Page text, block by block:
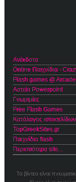
Ανέκδοτα
Online Παιχνίδια -
Flash games @
Αστεία Powerpoint
Γνωριμίες
Free Flash Games
Κατάλογος ιστοσελίδων
TopGreekSites.gr
Παιχνίδια flash
Περισσότερα site...
Τα βίντεο είναι